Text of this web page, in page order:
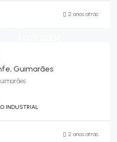
2 anos atrás
Guimarães
INDUSTRIAL
2 anos atrás